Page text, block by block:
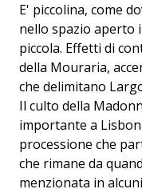
E' piccolina, come
nello spazio aperto
piccola. Effetti di
della Mouraria,
che delimitano
Il culto della
importante a
processione che
che rimane da
menzionata in